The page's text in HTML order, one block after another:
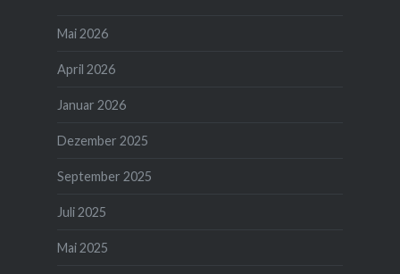
Mai 2026
April 2026
Januar 2026
Dezember 2025
September 2025
Juli 2025
Mai 2025